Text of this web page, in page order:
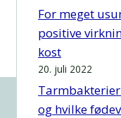
For meget
positive
kost
20. juli 2022
og hvilke